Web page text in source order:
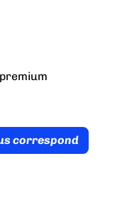
correspond